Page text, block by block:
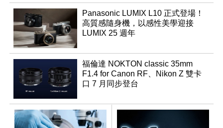
Panasonic LUMIX L10 正式登場！
高質感隨身機，以感性美學迎接
LUMIX 25 週年
福倫達 NOKTON classic 35mm
F1.4 for Canon RF、Nikon Z 雙卡
口 7 月同步登台